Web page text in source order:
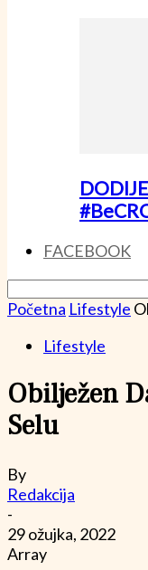
FACEBOOK
Početna Lifestyle
Lifestyle
Obilježen
Selu
By
Redakcija
-
29 ožujka, 2022
Array